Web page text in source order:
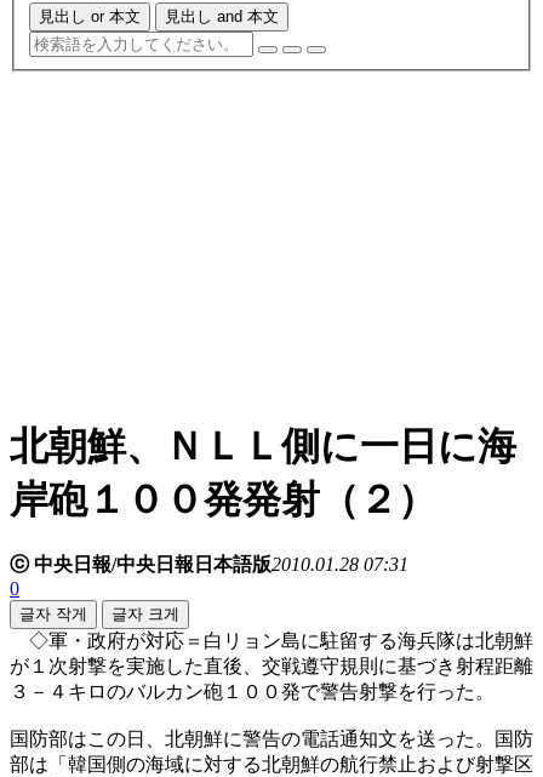
見出し or 本文 見出し and 本文
北朝鮮、ＮＬＬ側に一日に海
岸砲１００発発射（２）
ⓒ 中央日報/中央日報日本語版2010.01.28 07:31
0
글자 작게 글자 크게
◇軍・政府が対応＝白リョン島に駐留する海兵隊は北朝鮮
が１次射撃を実施した直後、交戦遵守規則に基づき射程距離
３－４キロのバルカン砲１００発で警告射撃を行った。
国防部はこの日、北朝鮮に警告の電話通知文を送った。国防
部は「韓国側の海域に対する北朝鮮の航行禁止および射撃区